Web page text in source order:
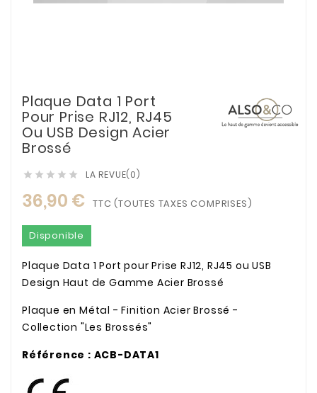
Plaque Data 1 Port
Pour Prise RJ12, RJ45
Ou USB Design Acier
Brossé
     LA REVUE(0)
36,90 € TTC (TOUTES TAXES COMPRISES)
Disponible
Plaque Data 1 Port pour Prise RJ12, RJ45 ou USB
Design Haut de Gamme Acier Brossé
Plaque en Métal - Finition Acier Brossé -
Collection "Les Brossés"
Référence : ACB-DATA1